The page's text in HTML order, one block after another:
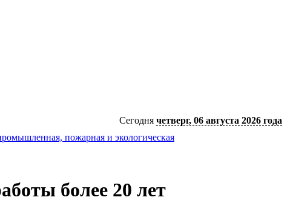
Сегодня четверг, 06 августа 2026 года
пожарная и экологическая
более 20 лет